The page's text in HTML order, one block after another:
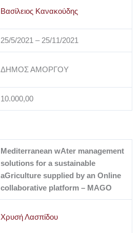
Βασίλειος Κανακούδης
25/5/2021 – 25/11/2021
ΔΗΜΟΣ ΑΜΟΡΓΟΥ
10.000,00
Mediterranean wAter management
solutions for a sustainable
aGriculture supplied by an Online
collaborative platform – MAGO
Χρυσή Λασπίδου